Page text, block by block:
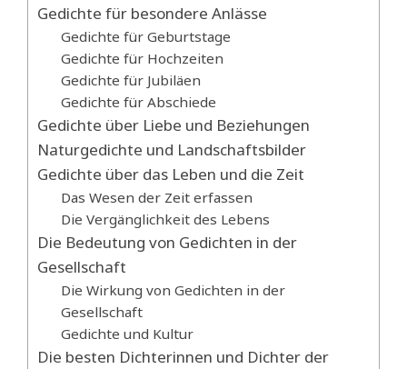
Gedichte für besondere Anlässe
Gedichte für Geburtstage
Gedichte für Hochzeiten
Gedichte für Jubiläen
Gedichte für Abschiede
Gedichte über Liebe und Beziehungen
Naturgedichte und Landschaftsbilder
Gedichte über das Leben und die Zeit
Das Wesen der Zeit erfassen
Die Vergänglichkeit des Lebens
Die Bedeutung von Gedichten in der
Gesellschaft
Die Wirkung von Gedichten in der
Gesellschaft
Gedichte und Kultur
Die besten Dichterinnen und Dichter der